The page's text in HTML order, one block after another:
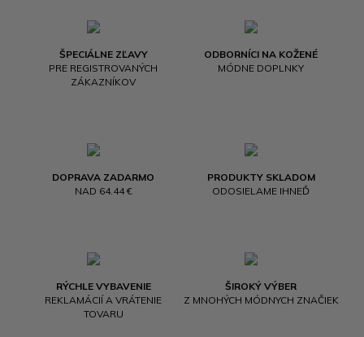
ŠPECIÁLNE ZĽAVY
PRE REGISTROVANÝCH
ZÁKAZNÍKOV
ODBORNÍCI NA KOŽENÉ
MÓDNE DOPLNKY
DOPRAVA ZADARMO
NAD 64.44 €
PRODUKTY SKLADOM
ODOSIELAME IHNEĎ
RÝCHLE VYBAVENIE
REKLAMÁCIÍ A VRÁTENIE
TOVARU
ŠIROKÝ VÝBER
Z MNOHÝCH MÓDNYCH ZNAČIEK